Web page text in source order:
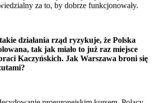
za to, by dobrze funkcjonowały.
działania rząd ryzykuje, że Polska
tak jak miało to już raz miejsce
Kaczyńskich. Jak Warszawa broni się